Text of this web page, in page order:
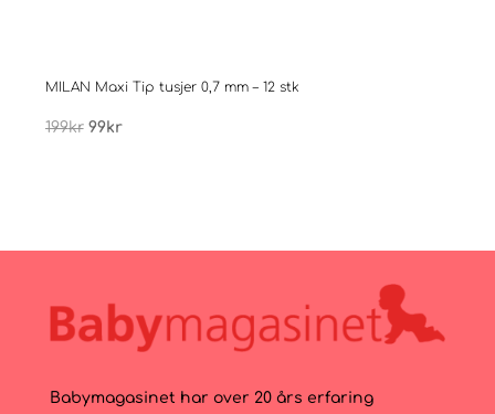
MILAN Maxi Tip tusjer 0,7 mm – 12 stk
199kr Opprinnelig
99krNåværende
Babymagasinet har over 20 års erfaring